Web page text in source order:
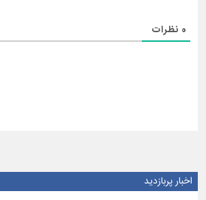
0 نظرات
اخبار پربازدید